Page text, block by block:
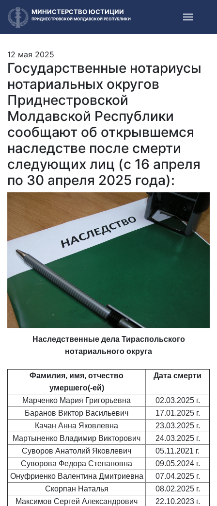
МИНИСТЕРСТВО ЮСТИЦИИ
ПРИДНЕСТРОВСКОЙ МОЛДАВСКОЙ РЕСПУБЛИКИ
12 мая 2025
Государственные нотариусы
нотариальных округов
Приднестровской
Молдавской Республики
сообщают об открывшемся
наследстве после смерти
следующих лиц (с 16 апреля
по 30 апреля 2025 года):
Наследственные дела Тираспольского
нотариального округа
Фамилия, имя, отчество
умершего(-ей)
Дата смерти
Марченко Мария Григорьевна
02.03.2025 г.
Баранов Виктор Васильевич
17.01.2025 г.
Качан Анна Яковлевна
23.03.2025 г.
Мартыненко Владимир Викторович
24.03.2025 г.
Суворов Анатолий Яковлевич
05.11.2021 г.
Суворова Федора Степановна
09.05.2024 г.
Онуфриенко Валентина Дмитриевна
07.04.2025 г.
Скорпан Наталья
08.02.2025 г.
Максимов Сергей Александрович
22.10.2023 г.